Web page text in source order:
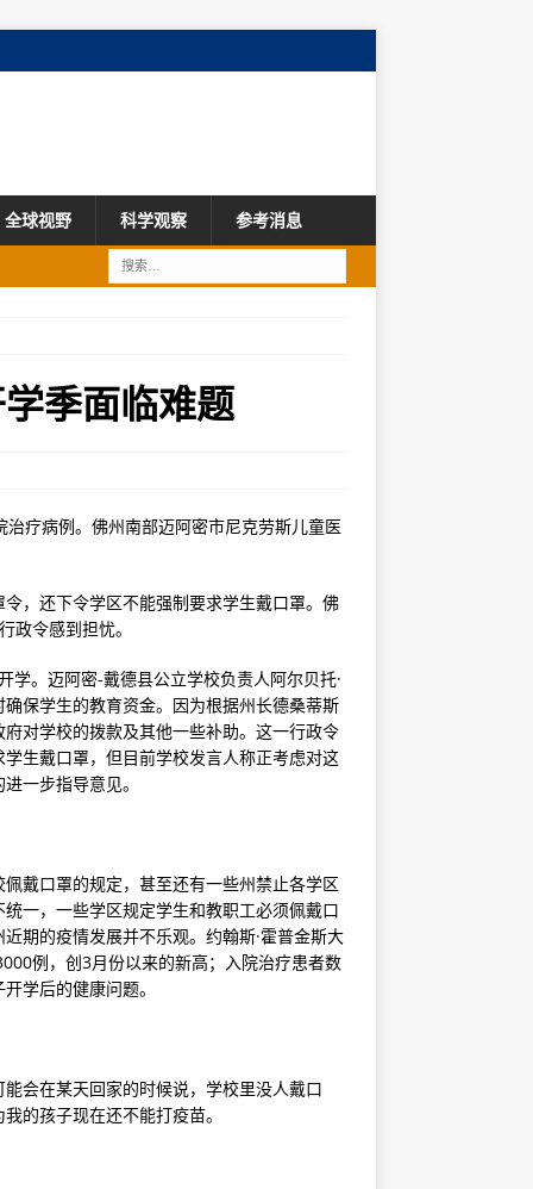
全球视野 科学观察 参考消息
季面临难题
疗病例。佛州南部迈阿密市尼克劳斯儿童医
，还下令学区不能强制要求学生戴口罩。佛
政令感到担忧。
。迈阿密-戴德县公立学校负责人阿尔贝托·
保学生的教育资金。因为根据州长德桑蒂斯
对学校的拨款及其他一些补助。这一行政令
生戴口罩，但目前学校发言人称正考虑对这
一步指导意见。
戴口罩的规定，甚至还有一些州禁止各学区
一，一些学区规定学生和教职工必须佩戴口
期的疫情发展并不乐观。约翰斯·霍普金斯大
例，创3月份以来的新高；入院治疗患者数
学后的健康问题。
会在某天回家的时候说，学校里没人戴口
的孩子现在还不能打疫苗。